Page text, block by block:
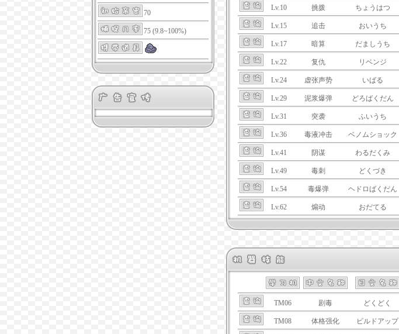
70
75 (9.8~100%)
Lv.10 挑拨 ちょうはつ
Lv.15 追击 おいうち
Lv.17 暗算 だましうち
Lv.22 复仇 リベンジ
Lv.24 虚张声势 いばる
Lv.29 泥浆爆弹 どろばくだん
Lv.31 突袭 ふいうち
Lv.36 毒液冲击 ベノムショック
Lv.41 阴谋 わるだくみ
Lv.49 毒刺 どくづき
Lv.54 毒爆弹 ヘドロばくだん
Lv.62 煽动 おだてる
TM06 剧毒 どくどく
TM08 体格强化 ビルドアップ